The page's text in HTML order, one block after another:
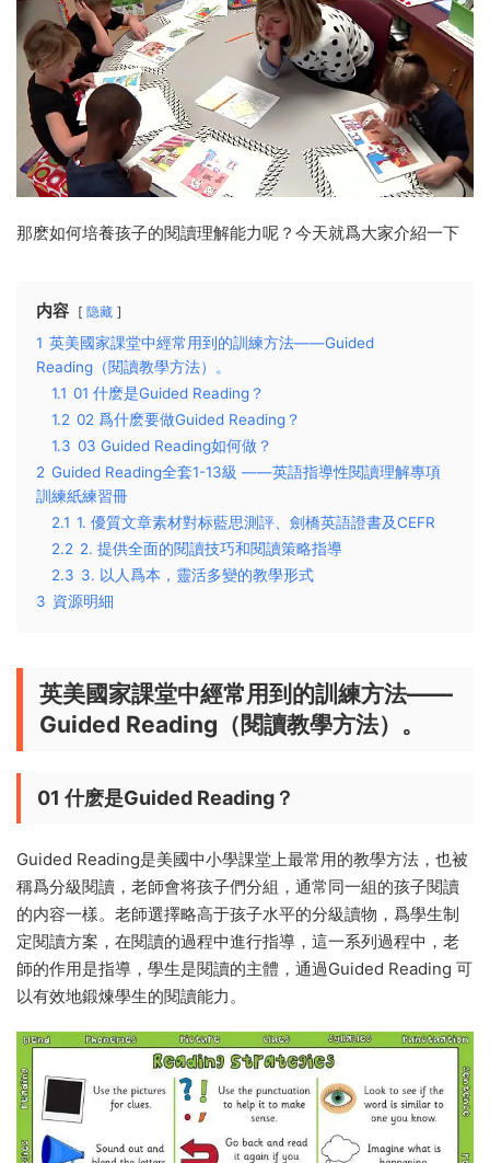
那麽如何培養孩子的閱讀理解能力呢？今天就爲大家介紹一下
内容 隐藏
1 英美國家課堂中經常用到的訓練方法——Guided
Reading（閱讀教學方法）。
1.1 01 什麽是Guided Reading？
1.2 02 爲什麽要做Guided Reading？
1.3 03 Guided Reading如何做？
2 Guided Reading全套1-13級 ——英語指導性閱讀理解專項
訓練紙練習冊
2.1 1. 優質文章素材對标藍思測評、劍橋英語證書及CEFR
2.2 2. 提供全面的閱讀技巧和閱讀策略指導
2.3 3. 以人爲本，靈活多變的教學形式
3 資源明細
英美國家課堂中經常用到的訓練方法——
Guided Reading（閱讀教學方法）。
01什麽是Guided Reading？
Guided Reading是美國中小學課堂上最常用的教學方法，也被
稱爲分級閱讀，老師會将孩子們分組，通常同一組的孩子閱讀
的内容一樣。老師選擇略高于孩子水平的分級讀物，爲學生制
定閱讀方案，在閱讀的過程中進行指導，這一系列過程中，老
師的作用是指導，學生是閱讀的主體，通過Guided Reading 可
以有效地鍛煉學生的閱讀能力。